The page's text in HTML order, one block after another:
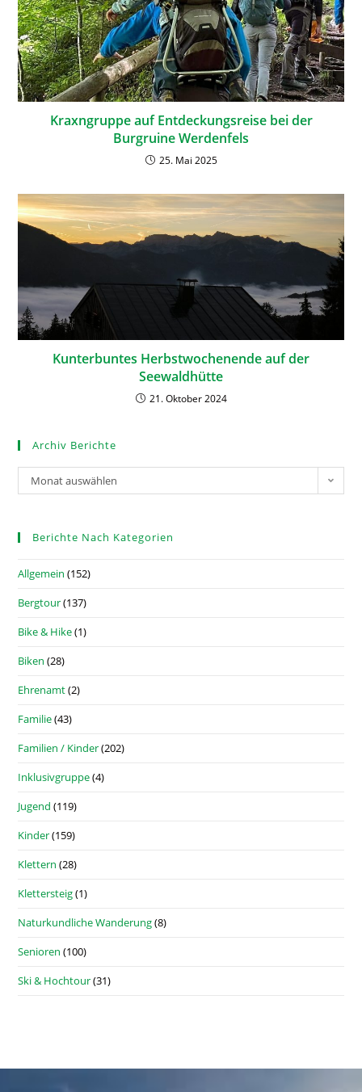
Kraxngruppe auf Entdeckungsreise bei der
Burgruine Werdenfels
25. Mai 2025
Kunterbuntes Herbstwochenende auf der
Seewaldhütte
21. Oktober 2024
Archiv Berichte
Monat auswählen
Berichte Nach Kategorien
Allgemein (152)
Bergtour(137)
Bike & Hike(1)
Biken (28)
Ehrenamt(2)
Familie(43)
Familien / Kinder(202)
Inklusivgruppe(4)
Jugend (119)
Kinder(159)
Klettern (28)
Klettersteig(1)
Naturkundliche Wanderung(8)
Senioren (100)
Ski & Hochtour(31)